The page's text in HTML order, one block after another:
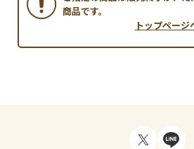
商品です。
トップページ